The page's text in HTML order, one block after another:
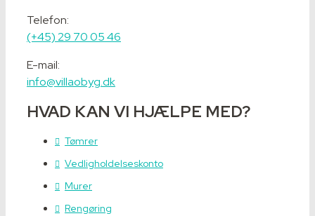
Telefon:
(+45) 29 70 05 46
E-mail:
info@villaobyg.dk
HVAD KAN VI HJÆLPE MED?
Tømrer
Vedligholdelseskonto
Murer
Rengøring